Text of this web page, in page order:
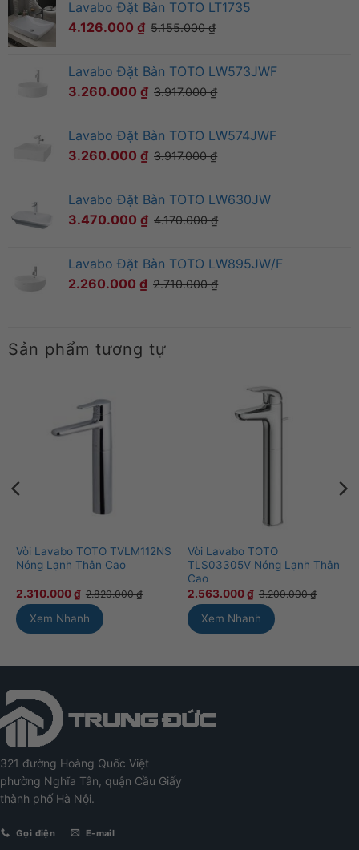
Lavabo Đặt Bàn TOTO LT1735
4.126.000 ₫ 5.155.000₫
Lavabo Đặt Bàn TOTO LW573JWF
3.260.000 ₫ 3.917.000₫
Lavabo Đặt Bàn TOTO LW574JWF
3.260.000 ₫ 3.917.000₫
Lavabo Đặt Bàn TOTO LW630JW
3.470.000 ₫ 4.170.000₫
Lavabo Đặt Bàn TOTO LW895JW/F
2.260.000 ₫ 2.710.000₫
Sản phẩm tương tự
Vòi Lavabo TOTO TVLM112NS
Nóng Lạnh Thân Cao
2.310.000₫ 2.820.000₫
Xem Nhanh
Vòi Lavabo TOTO
TLS03305V Nóng Lạnh Thân
Cao
2.563.000₫ 3.200.000₫
Xem Nhanh
321 đường Hoàng Quốc Việt
phường Nghĩa Tân, quận Cầu Giấy
thành phố Hà Nội.
Gọi điện E-mail